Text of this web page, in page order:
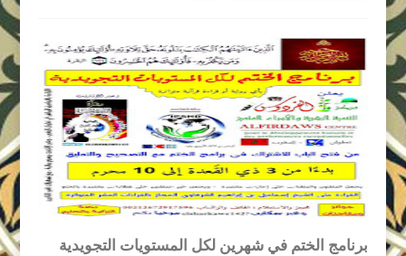
برنامج الختم في شهرين لكل المستويات التجويدية